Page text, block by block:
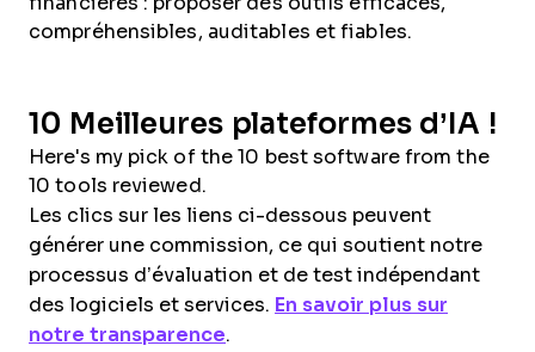
compréhensibles, auditables et fiables.
10 Meilleures plateformes d’IA !
Here's my pick of the 10 best software from the
10 tools reviewed.
Les clics sur les liens ci-dessous peuvent
générer une commission, ce qui soutient notre
processus d’évaluation et de test indépendant
des logiciels et services. En savoir plus sur
notre transparence.